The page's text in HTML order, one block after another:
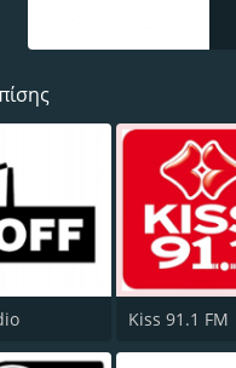
Kiss 91.1 FM